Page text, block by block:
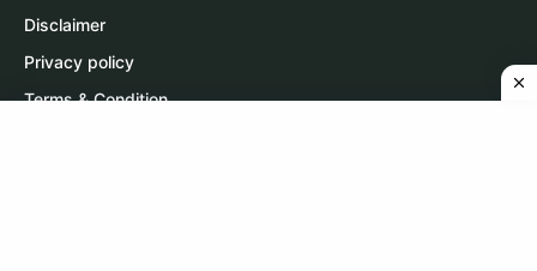
Disclaimer
Privacy policy
Terms & Condition